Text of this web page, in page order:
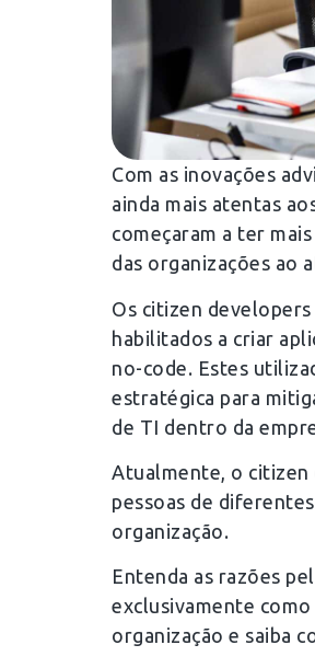
Com as inovações
ainda mais atentas
começaram a ter
das organizações ao
Os citizen
habilitados a criar
no-code. Estes
estratégica para
de TI dentro da
Atualmente, o citizen
pessoas de
organização.
Entenda as razões
exclusivamente
organização e saiba